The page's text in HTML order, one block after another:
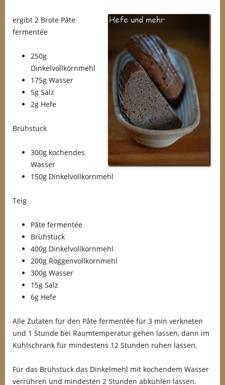
ergibt 2 Brote Pâte
fermentée
250g
Dinkelvollkornmehl
175g Wasser
5g Salz
2g Hefe
Brühstück
300g kochendes
Wasser
150g Dinkelvollkornmehl
Teig
Pâte fermentée
Brühstück
400g Dinkelvollkornmehl
200g Roggenvollkornmehl
300g Wasser
15g Salz
6g Hefe
Alle Zutaten für den Pâte fermentée für 3 min verkneten
und 1 Stunde bei Raumtemperatur gehen lassen, dann im
Kühlschrank für mindestens 12 Stunden ruhen lassen.
Für das Brühstück das Dinkelmehl mit kochendem Wasser
verrühren und mindesten 2 Stunden abkühlen lassen.